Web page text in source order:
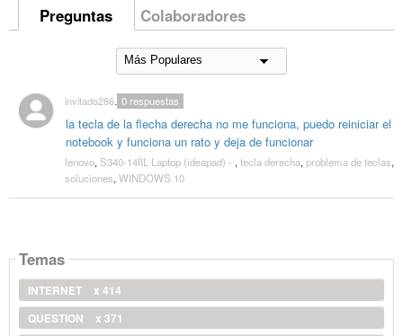
Preguntas Colaboradores
invitado2865653
la tecla de la flecha derecha no me funciona, puedo reiniciar el
notebook y funciona un rato y deja de funcionar
0respuestas
lenovo, S340-14IIL Laptop (ideapad) - , tecla derecha, problema de teclas,
soluciones, WINDOWS 10
Temas
INTERNET
x 414
QUESTION
x 371